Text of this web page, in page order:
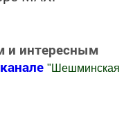
и интересным
" Шешминская